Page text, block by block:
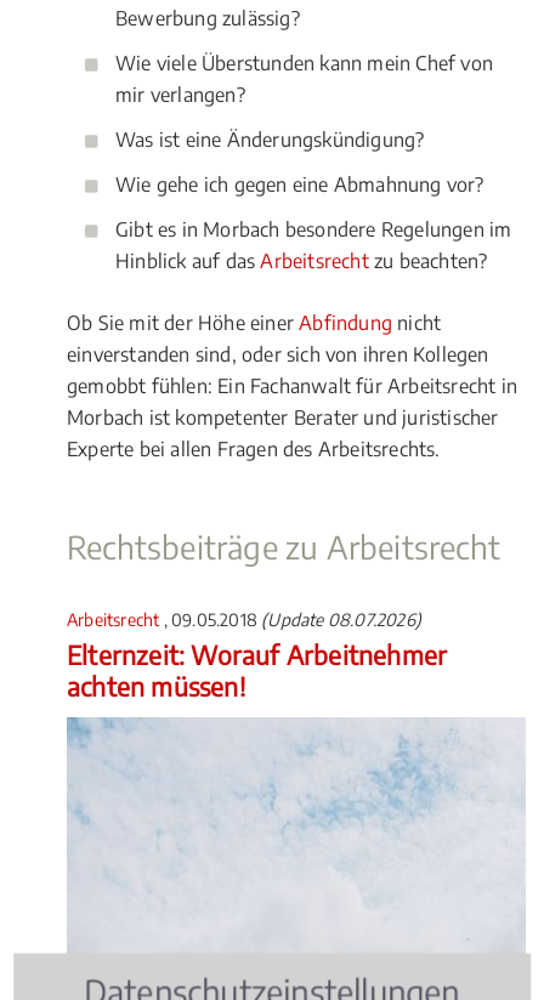
Bewerbung zulässig?
Wie viele Überstunden kann mein Chef von
mir verlangen?
Was ist eine Änderungskündigung?
Wie gehe ich gegen eine Abmahnung vor?
Gibt es in Morbach besondere Regelungen im
Hinblick auf dasArbeitsrechtzu beachten?
Ob Sie mit der Höhe einerAbfindung nicht
einverstanden sind, oder sich von ihren Kollegen
gemobbt fühlen: Ein Fachanwalt für Arbeitsrecht in
Morbach ist kompetenter Berater und juristischer
Experte bei allen Fragen des Arbeitsrechts.
Rechtsbeiträge zu Arbeitsrecht
Arbeitsrecht , 09.05.2018 (Update 08.07.2026)
Elternzeit: Worauf Arbeitnehmer
achten müssen!
Datenschutzeinstellungen